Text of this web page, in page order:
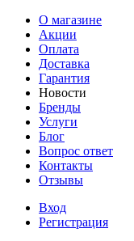
О магазине
Акции
Оплата
Доставка
Гарантия
Новости
Бренды
Услуги
Блог
Вопрос ответ
Контакты
Отзывы
Вход
Регистрация